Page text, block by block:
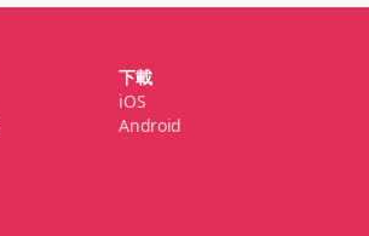
下載
iOS
Android